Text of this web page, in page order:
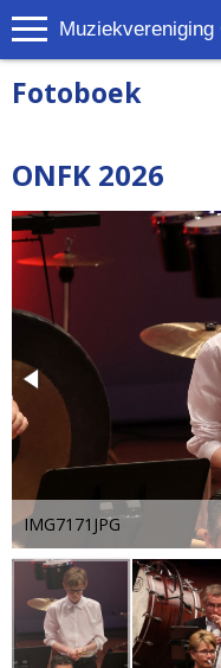
Muziekvereniging
Fotoboek
ONFK 2026
IMG7171JPG